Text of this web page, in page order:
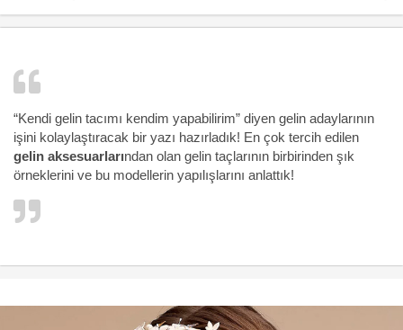
“Kendi gelin tacımı kendim yapabilirim” diyen gelin adaylarının
işini kolaylaştıracak bir yazı hazırladık! En çok tercih edilen
gelin aksesuarlarından olan gelin taçlarının birbirinden şık
örneklerini ve bu modellerin yapılışlarını anlattık!